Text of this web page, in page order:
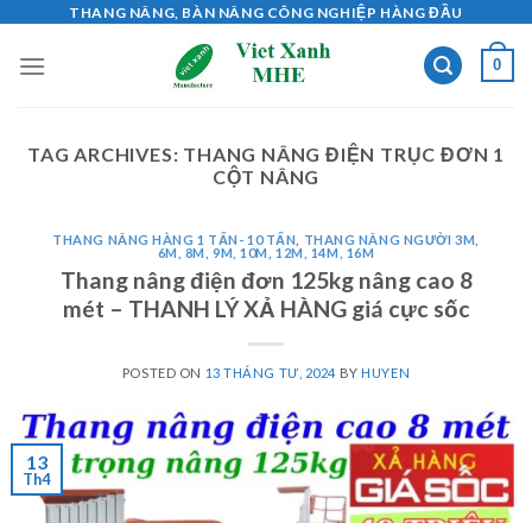
content
THANG NÂNG, BÀN NÂNG CÔNG NGHIỆP HÀNG ĐẦU
0
TAG ARCHIVES: THANG NÂNG ĐIỆN TRỤC ĐƠN 1
CỘT NÂNG
THANG NÂNG HÀNG 1 TẤN- 10 TẤN
THANG NÂNG NGƯỜI 3M,
6M, 8M, 9M, 10M, 12M, 14M, 16M
Thang nâng điện đơn 125kg nâng cao 8
mét – THANH LÝ XẢ HÀNG giá cực sốc
POSTED ON 13 THÁNG TƯ, 2024 BYHUYEN
13
Th4